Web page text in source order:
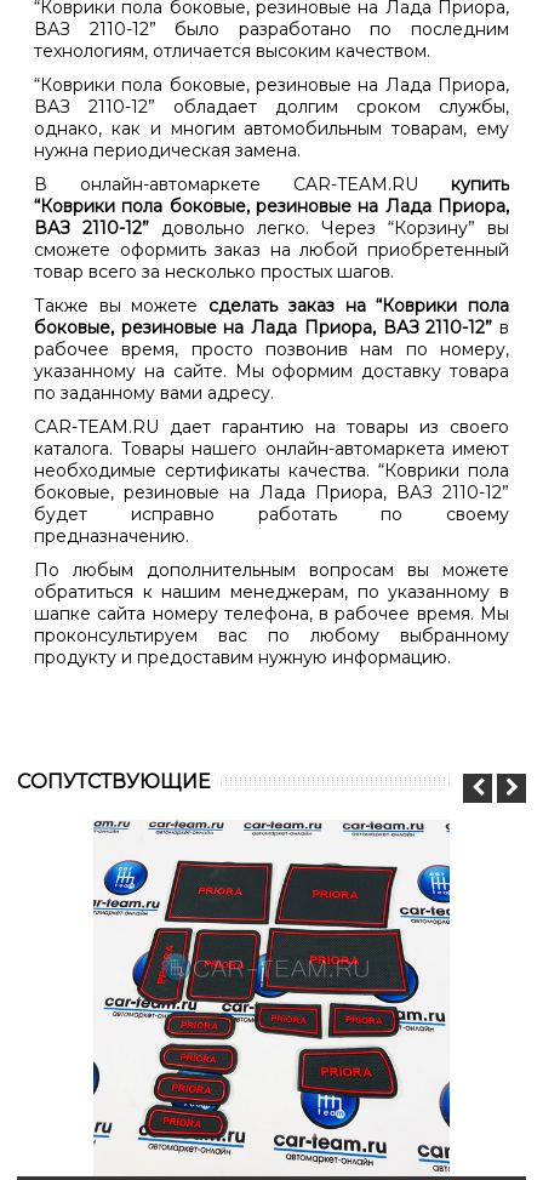
“Коврики пола боковые, резиновые на Лада Приора,
ВАЗ 2110-12” было разработано по последним
технологиям, отличается высоким качеством.
“Коврики пола боковые, резиновые на Лада Приора,
ВАЗ 2110-12” обладает долгим сроком службы,
однако, как и многим автомобильным товарам, ему
нужна периодическая замена.
В онлайн-автомаркете CAR-TEAM.RU купить
“Коврики пола боковые, резиновые на Лада Приора,
ВАЗ 2110-12” довольно легко. Через “Корзину” вы
сможете оформить заказ на любой приобретенный
товар всего за несколько простых шагов.
Также вы можете сделать заказ на “Коврики пола
боковые, резиновые на Лада Приора, ВАЗ 2110-12” в
рабочее время, просто позвонив нам по номеру,
указанному на сайте. Мы оформим доставку товара
по заданному вами адресу.
CAR-TEAM.RU дает гарантию на товары из своего
каталога. Товары нашего онлайн-автомаркета имеют
необходимые сертификаты качества. “Коврики пола
боковые, резиновые на Лада Приора, ВАЗ 2110-12”
будет исправно работать по своему
предназначению.
По любым дополнительным вопросам вы можете
обратиться к нашим менеджерам, по указанному в
шапке сайта номеру телефона, в рабочее время. Мы
проконсультируем вас по любому выбранному
продукту и предоставим нужную информацию.
CОПУТСТВУЮЩИЕ